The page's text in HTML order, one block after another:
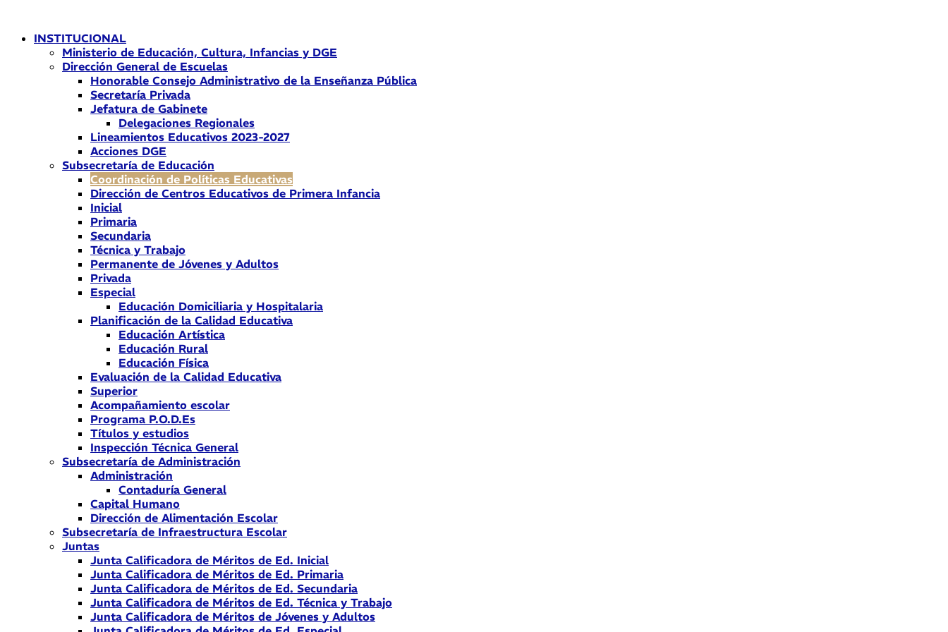
contenidoINSTITUCIONAL
Ministerio de Educación, Cultura, Infancias y DGE
Dirección General de Escuelas
Honorable Consejo Administrativo de la Enseñanza Pública
Secretaría Privada
Jefatura de Gabinete
Delegaciones Regionales
Lineamientos Educativos 2023-2027
Acciones DGE
Subsecretaría de Educación
Coordinación de Políticas Educativas
Dirección de Centros Educativos de Primera Infancia
Inicial
Primaria
Secundaria
Técnica y Trabajo
Permanente de Jóvenes y Adultos
Privada
Especial
Educación Domiciliaria y Hospitalaria
Planificación de la Calidad Educativa
Educación Artística
Educación Rural
Educación Física
Evaluación de la Calidad Educativa
Superior
Acompañamiento escolar
Programa P.O.D.Es
Títulos y estudios
Inspección Técnica General
Subsecretaría de Administración
Administración
Contaduría General
Capital Humano
Dirección de Alimentación Escolar
Subsecretaría de Infraestructura Escolar
Juntas
Junta Calificadora de Méritos de Ed. Inicial
Junta Calificadora de Méritos de Ed. Primaria
Junta Calificadora de Méritos de Ed. Secundaria
Junta Calificadora de Méritos de Ed. Técnica y Trabajo
Junta Calificadora de Méritos de Jóvenes y Adultos